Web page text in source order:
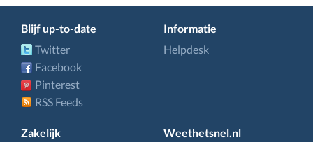
Blijf up-to-date
Twitter
Facebook
Pinterest
RSS Feeds
Informatie
Helpdesk
Zakelijk Weethetsnel.nl